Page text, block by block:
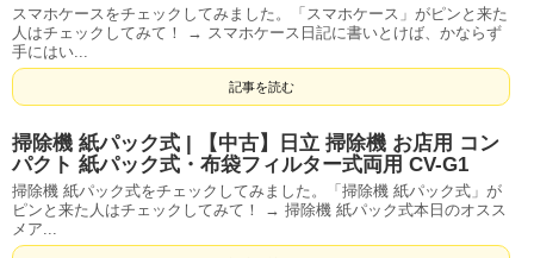
スマホケースをチェックしてみました。「スマホケース」がピンと来た
人はチェックしてみて！ → スマホケース日記に書いとけば、かならず
手にはい...
記事を読む
掃除機 紙パック式 | 【中古】日立 掃除機 お店用 コン
パクト 紙パック式・布袋フィルター式両用 CV-G1
掃除機 紙パック式をチェックしてみました。「掃除機 紙パック式」が
ピンと来た人はチェックしてみて！ → 掃除機 紙パック式本日のオスス
メア...